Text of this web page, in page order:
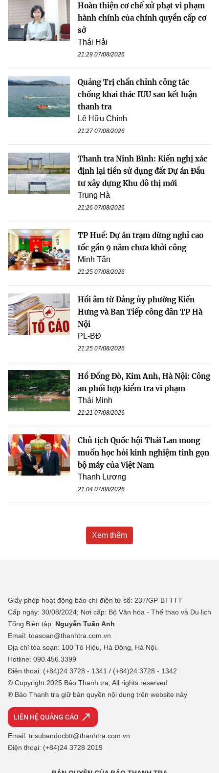
Hoàn thiện cơ chế xử phạt vi phạm
hành chính của chính quyền cấp cơ
sở
Thái Hải
21:29 07/08/2026
Quảng Trị chấn chỉnh công tác
chống khai thác IUU sau kết luận
thanh tra
Lê Hữu Chính
21:27 07/08/2026
Thanh tra Ninh Bình: Kiến nghị xác
định lại tiền sử dụng đất Dự án Đầu
tư xây dựng Khu đô thị mới
Trung Hà
21:26 07/08/2026
TP Huế: Dự án trạm dừng nghỉ cao
tốc gần 9 năm chưa khởi công
Minh Tân
21:25 07/08/2026
Hồi âm từ Đảng ủy phường Kiến
Hưng và Ban Tiếp công dân TP Hà
Nội
PL-BĐ
21:25 07/08/2026
Hồ Đồng Đò, Kim Anh, Hà Nội: Công
an phối hợp kiểm tra vi phạm
Thái Minh
21:21 07/08/2026
Chủ tịch Quốc hội Thái Lan mong
muốn học hỏi kinh nghiệm tinh gọn
bộ máy của Việt Nam
Thanh Lương
21:04 07/08/2026
Xem thêm
Giấy phép hoạt động báo chí điện tử số: 237/GP-BTTTT
Cấp ngày: 30/08/2024; Nơi cấp: Bộ Văn hóa - Thể thao và Du lịch
Tổng Biên tập: Nguyễn Tuấn Anh
Email: toasoan@thanhtra.com.vn
Địa chỉ tòa soạn: 100 Tô Hiệu, Hà Đông, Hà Nội.
Hotline: 090.456.3399
Điện thoại: (+84)24 3728 - 1341 / (+84)24 3728 - 1342
© Copyright 2025 Báo Thanh tra, All rights reserved
® Báo Thanh tra giữ bản quyền nội dung trên website này
LIÊN HỆ QUẢNG CÁO
Email: trisubandocbtt@thanhtra.com.vn
Điện thoại: (+84)24 3728 2019